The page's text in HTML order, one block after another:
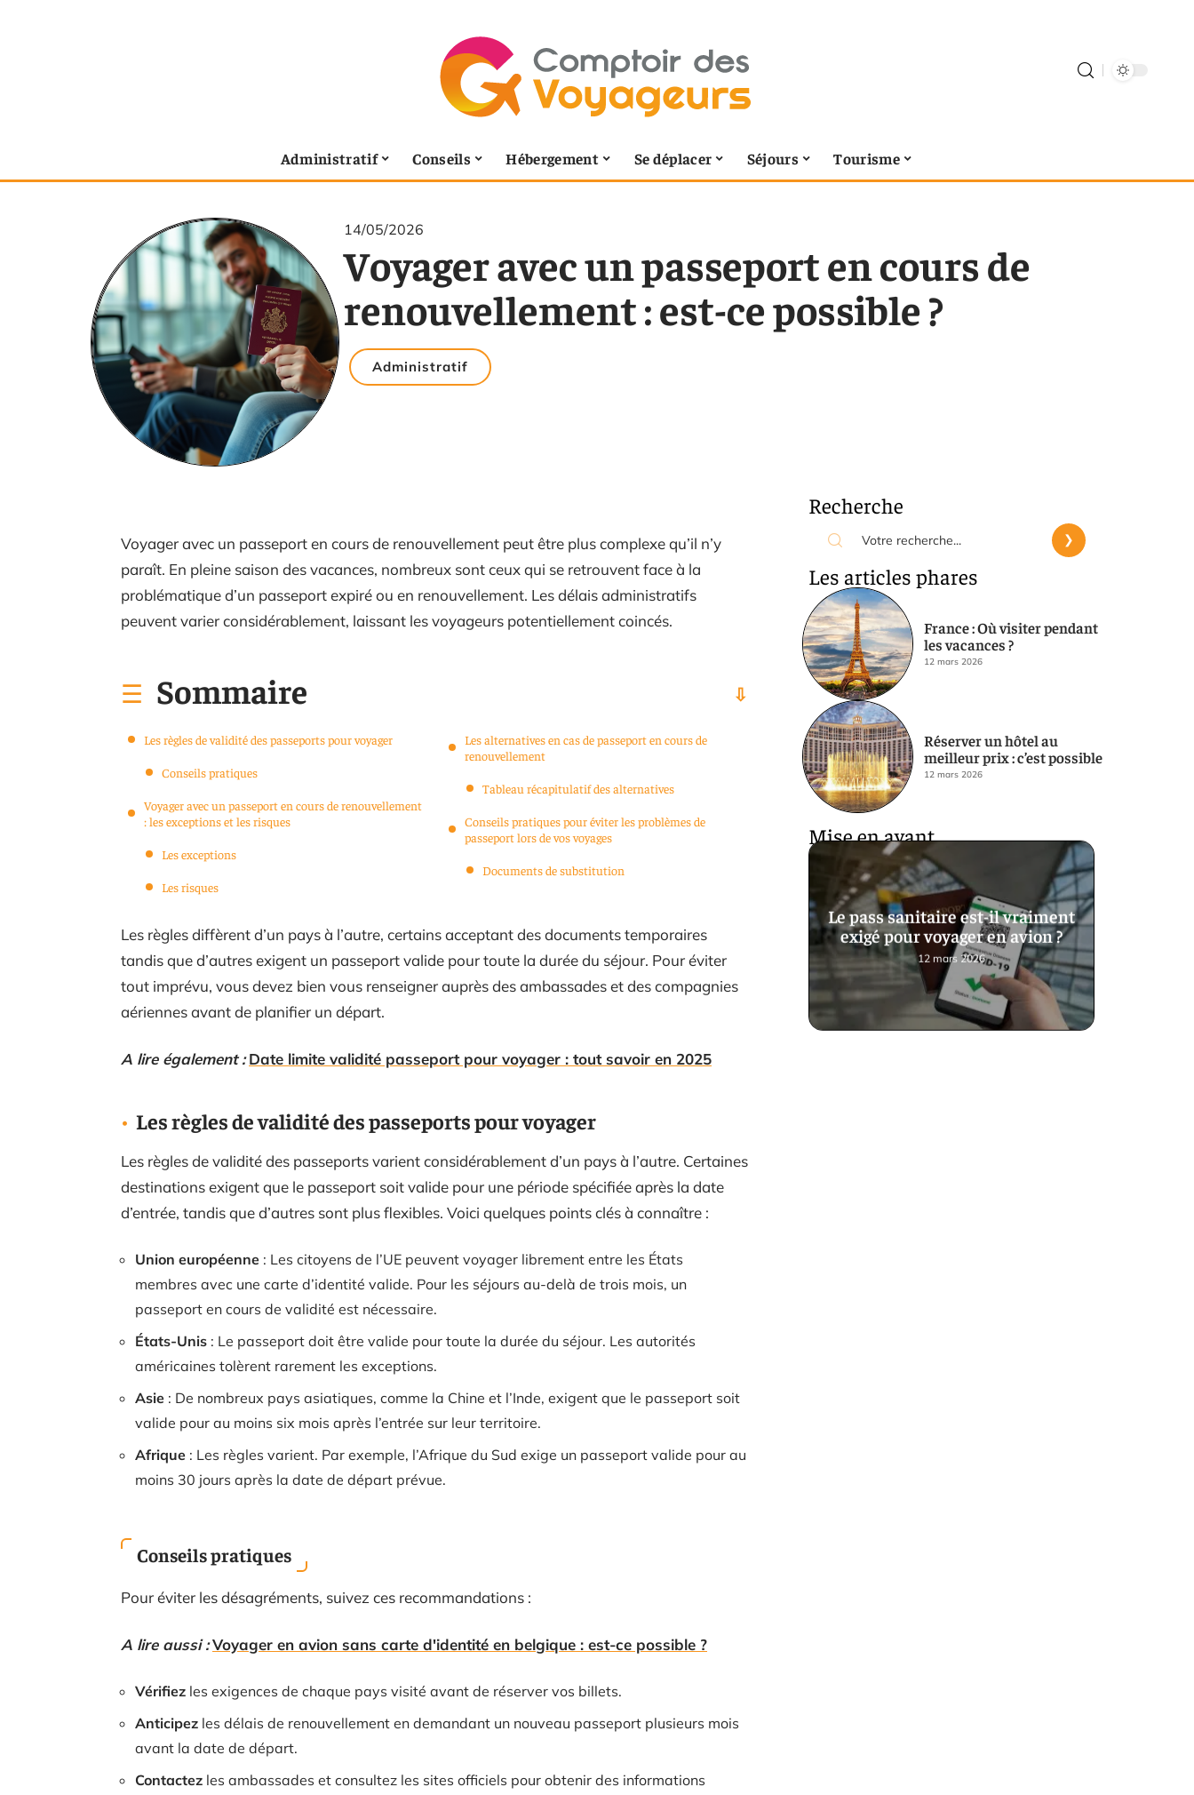
Administratif Conseils Hébergement Se déplacer Séjours Tourisme
14/05/2026
Voyager avec un passeport en cours de
renouvellement : est-ce possible ?
Administratif
Voyager avec un passeport en cours de renouvellement peut être plus complexe qu’il n’y
paraît. En pleine saison des vacances, nombreux sont ceux qui se retrouvent face à la
problématique d’un passeport expiré ou en renouvellement. Les délais administratifs
peuvent varier considérablement, laissant les voyageurs potentiellement coincés.
Sommaire
Les règles de validité des passeports pour voyager
Conseils pratiques
Voyager avec un passeport en cours de renouvellement
: les exceptions et les risques
Les exceptions
Les risques
Les alternatives en cas de passeport en cours de
renouvellement
Tableau récapitulatif des alternatives
Conseils pratiques pour éviter les problèmes de
passeport lors de vos voyages
Documents de substitution
Les règles diffèrent d’un pays à l’autre, certains acceptant des documents temporaires
tandis que d’autres exigent un passeport valide pour toute la durée du séjour. Pour éviter
tout imprévu, vous devez bien vous renseigner auprès des ambassades et des compagnies
aériennes avant de planifier un départ.
A lire également : Date limite validité passeport pour voyager : tout savoir en 2025
Les règles de validité des passeports pour voyager
Les règles de validité des passeports varient considérablement d’un pays à l’autre. Certaines
destinations exigent que le passeport soit valide pour une période spécifiée après la date
d’entrée, tandis que d’autres sont plus flexibles. Voici quelques points clés à connaître :
Union européenne : Les citoyens de l’UE peuvent voyager librement entre les États
membres avec une carte d’identité valide. Pour les séjours au-delà de trois mois, un
passeport en cours de validité est nécessaire.
États-Unis : Le passeport doit être valide pour toute la durée du séjour. Les autorités
américaines tolèrent rarement les exceptions.
Asie : De nombreux pays asiatiques, comme la Chine et l’Inde, exigent que le passeport soit
valide pour au moins six mois après l’entrée sur leur territoire.
Afrique : Les règles varient. Par exemple, l’Afrique du Sud exige un passeport valide pour au
moins 30 jours après la date de départ prévue.
Conseils pratiques
Pour éviter les désagréments, suivez ces recommandations :
A lire aussi :Voyager en avion sans carte d'identité en belgique : est-ce possible ?
Vérifiez les exigences de chaque pays visité avant de réserver vos billets.
Anticipez les délais de renouvellement en demandant un nouveau passeport plusieurs mois
avant la date de départ.
Contactez les ambassades et consultez les sites officiels pour obtenir des informations
Recherche
Les articles phares
France : Où visiter pendant
les vacances ?
12 mars 2026
Réserver un hôtel au
meilleur prix : c’est possible
12 mars 2026
Mise en avant
Le pass sanitaire est-il vraiment
exigé pour voyager en avion ?
12 mars 2026